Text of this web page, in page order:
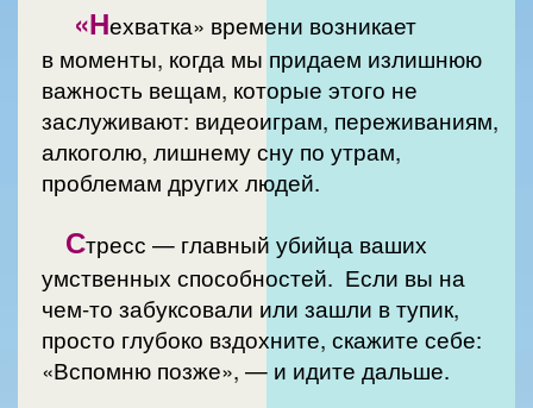
«Нехватка» времени возникает
в моменты, когда мы придаем излишнюю
важность вещам, которые этого не
заслуживают: видеоиграм, переживаниям,
алкоголю, лишнему сну по утрам,
проблемам других людей.
Стресс — главный убийца ваших
умственных способностей. Если вы на
чем-то забуксовали или зашли в тупик,
просто глубоко вздохните, скажите себе:
«Вспомню позже», — и идите дальше.